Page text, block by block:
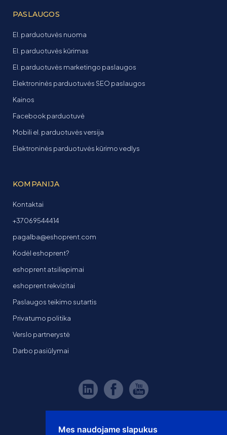
Mes naudojame slapukus
PASLAUGOS
El. parduotuvės nuoma
El. parduotuvės kūrimas
El. parduotuvės marketingo paslaugos
Elektroninės parduotuvės SEO paslaugos
Kainos
Facebook parduotuvė
Mobili el. parduotuvės versija
Elektroninės parduotuvės kūrimo vedlys
KOMPANIJA
Kontaktai
+37069544414
pagalba@eshoprent.com
Kodėl eshoprent?
eshoprent atsiliepimai
eshoprent rekvizitai
Paslaugos teikimo sutartis
Privatumo politika
Verslo partnerystė
Darbo pasiūlymai